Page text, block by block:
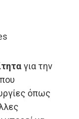
για την
όπως